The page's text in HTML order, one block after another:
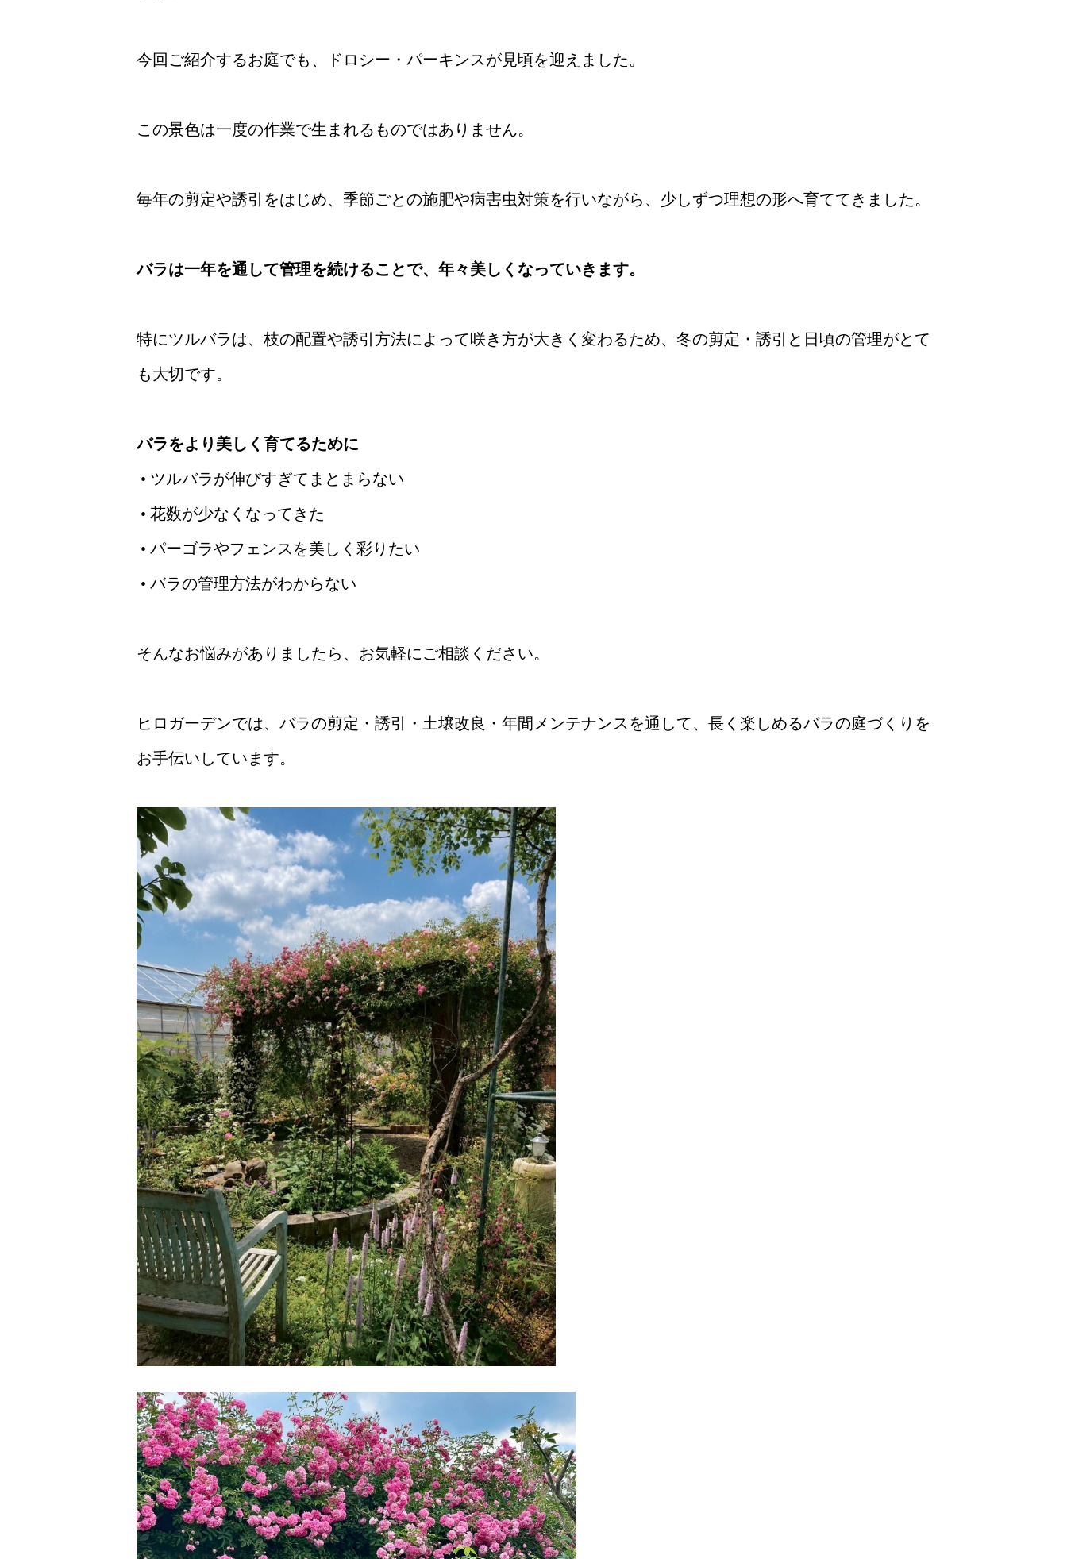
今回ご紹介するお庭でも、ドロシー・パーキンスが見頃を迎えました。
この景色は一度の作業で生まれるものではありません。
毎年の剪定や誘引をはじめ、季節ごとの施肥や病害虫対策を行いながら、少しずつ理想の形へ育ててきました。
バラは一年を通して管理を続けることで、年々美しくなっていきます。
特にツルバラは、枝の配置や誘引方法によって咲き方が大きく変わるため、冬の剪定・誘引と日頃の管理がとて
も大切です。
バラをより美しく育てるために
• ツルバラが伸びすぎてまとまらない
• 花数が少なくなってきた
• パーゴラやフェンスを美しく彩りたい
• バラの管理方法がわからない
そんなお悩みがありましたら、お気軽にご相談ください。
ヒロガーデンでは、バラの剪定・誘引・土壌改良・年間メンテナンスを通して、長く楽しめるバラの庭づくりを
お手伝いしています。